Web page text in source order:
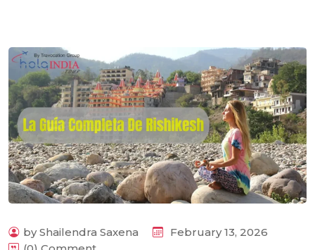
by Shailendra Saxena
February 13, 2026